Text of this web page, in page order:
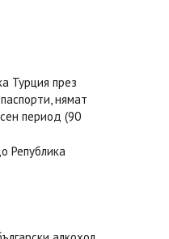
Турция през
нямат
период (90
Република